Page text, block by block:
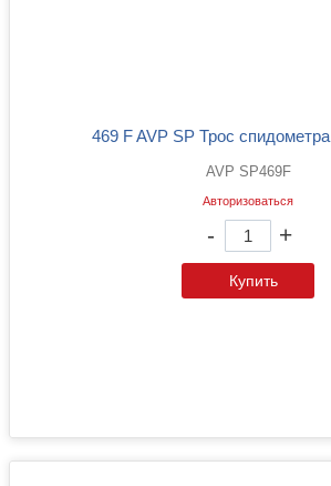
469 F AVP SP Трос
AVP SP469F
Авторизоваться
- +
Купить